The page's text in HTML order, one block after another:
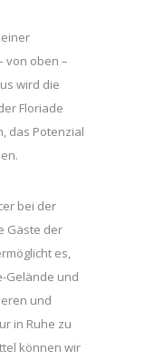
von oben –
wird die
Floriade
das Potenzial
bei der
Gäste der
es,
Gelände und
und
in Ruhe zu
können wir